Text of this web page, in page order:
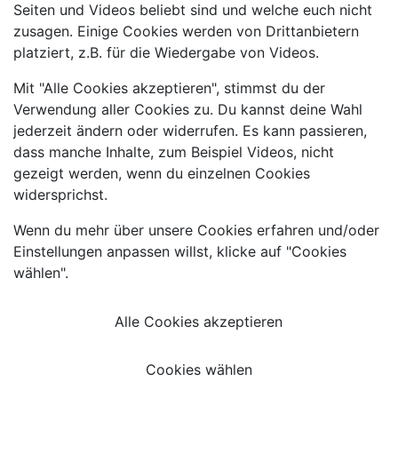
Seiten und Videos beliebt sind und welche euch nicht
zusagen. Einige Cookies werden von Drittanbietern
platziert, z.B. für die Wiedergabe von Videos.
Mit "Alle Cookies akzeptieren", stimmst du der
Verwendung aller Cookies zu. Du kannst deine Wahl
jederzeit ändern oder widerrufen. Es kann passieren,
dass manche Inhalte, zum Beispiel Videos, nicht
gezeigt werden, wenn du einzelnen Cookies
widersprichst.
Wenn du mehr über unsere Cookies erfahren und/oder
Einstellungen anpassen willst, klicke auf "Cookies
wählen".
Alle Cookies akzeptieren
Cookies wählen